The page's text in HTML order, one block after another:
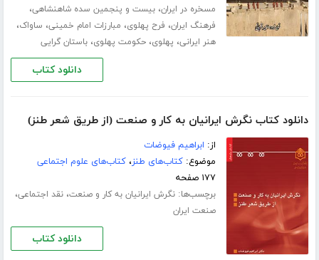
مسخره در ایران،بیست و پنجمین سده شاهنشاهی،
فرهنگ ایران، فرح پهلوی، مبارزات امام خمینی، ساواک،
هنر ایرانی، پهلوی،حکومت پهلوی،باستان گرایی
دانلود کتاب
دانلود کتاب نگرش ایرانیان به کار و صنعت (از طریق شعر طنز)
از: ابراهیم فیوضات
موضوع:کتاب‌های طنز،کتاب‌های علوم اجتماعی
۱۷۷ صفحه
برچسب‌ها:نگرش ایرانیان به کار و صنعت،نقد اجتماعی،
صنعت ایران
دانلود کتاب